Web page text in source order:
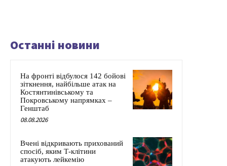
Останні новини
На фронті відбулося 142 бойові
зіткнення, найбільше атак на
Костянтинівському та
Покровському напрямках –
Генштаб
08.08.2026
Вчені відкривають прихований
спосіб, яким Т-клітини
атакують лейкемію